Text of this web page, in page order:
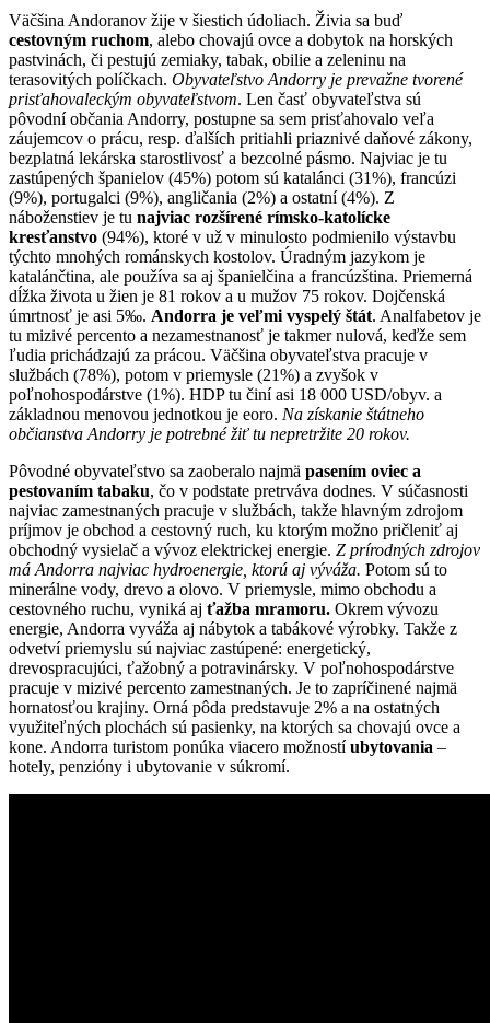
Väčšina Andoranov žije v šiestich údoliach. Živia sa buď
cestovným ruchom, alebo chovajú ovce a dobytok na horských
pastvinách, či pestujú zemiaky, tabak, obilie a zeleninu na
terasovitých políčkach. Obyvateľstvo Andorry je prevažne tvorené
prisťahovaleckým obyvateľstvom. Len časť obyvateľstva sú
pôvodní občania Andorry, postupne sa sem prisťahovalo veľa
záujemcov o prácu, resp. ďalších pritiahli priaznivé daňové zákony,
bezplatná lekárska starostlivosť a bezcolné pásmo. Najviac je tu
zastúpených španielov (45%) potom sú katalánci (31%), francúzi
(9%), portugalci (9%), angličania (2%) a ostatní (4%). Z
náboženstiev je tu najviac rozšírené rímsko-katolícke
kresťanstvo (94%), ktoré v už v minulosto podmienilo výstavbu
týchto mnohých románskych kostolov. Úradným jazykom je
katalánčtina, ale používa sa aj španielčina a francúzština. Priemerná
dĺžka života u žien je 81 rokov a u mužov 75 rokov. Dojčenská
úmrtnosť je asi 5‰. Andorra je veľmi vyspelý štát. Analfabetov je
tu mizivé percento a nezamestnanosť je takmer nulová, keďže sem
ľudia prichádzajú za prácou. Väčšina obyvateľstva pracuje v
službách (78%), potom v priemysle (21%) a zvyšok v
poľnohospodárstve (1%). HDP tu činí asi 18 000 USD/obyv. a
základnou menovou jednotkou je eoro. Na získanie štátneho
občianstva Andorry je potrebné žiť tu nepretržite 20 rokov.
Pôvodné obyvateľstvo sa zaoberalo najmä pasením oviec a
pestovaním tabaku, čo v podstate pretrváva dodnes. V súčasnosti
najviac zamestnaných pracuje v službách, takže hlavným zdrojom
príjmov je obchod a cestovný ruch, ku ktorým možno pričleniť aj
obchodný vysielač a vývoz elektrickej energie. Z prírodných zdrojov
má Andorra najviac hydroenergie, ktorú aj výváža. Potom sú to
minerálne vody, drevo a olovo. V priemysle, mimo obchodu a
cestovného ruchu, vyniká aj ťažba mramoru. Okrem vývozu
energie, Andorra vyváža aj nábytok a tabákové výrobky. Takže z
odvetví priemyslu sú najviac zastúpené: energetický,
drevospracujúci, ťažobný a potravinársky. V poľnohospodárstve
pracuje v mizivé percento zamestnaných. Je to zapríčinené najmä
hornatosťou krajiny. Orná pôda predstavuje 2% a na ostatných
využiteľných plochách sú pasienky, na ktorých sa chovajú ovce a
kone. Andorra turistom ponúka viacero možnostíubytovania –
hotely, penzióny i ubytovanie v súkromí.